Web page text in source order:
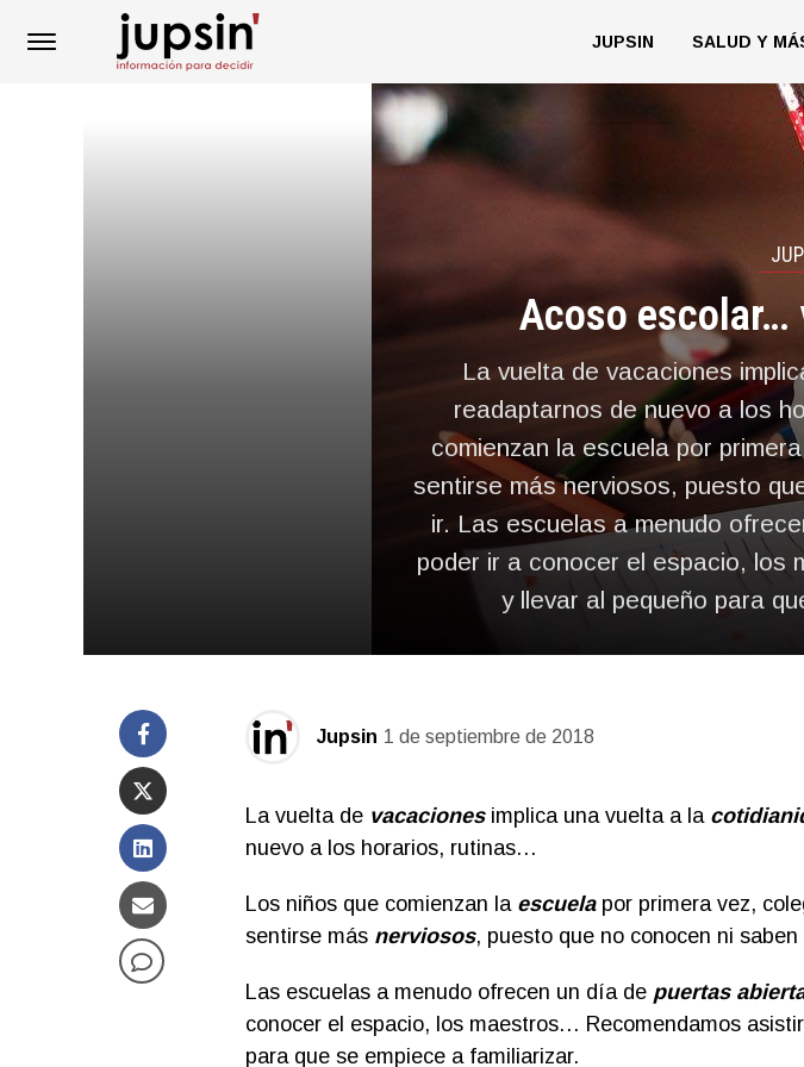
JUPSIN SALUD Y
Acoso escolar…
La vuelta de vacaciones
readaptarnos de nuevo a los
comienzan la escuela por
sentirse más nerviosos, puesto
ir. Las escuelas a menudo
poder ir a conocer el espacio,
y llevar al pequeño para
Jupsin 1 de septiembre de 2018
La vuelta de vacacionesimplica una vuelta a la
nuevo a los horarios, rutinas…
Los niños que comienzan la escuelapor primera vez,
sentirse más nerviosos, puesto que no conocen ni saben
Las escuelas a menudo ofrecen un día de puertas
conocer el espacio, los maestros… Recomendamos
para que se empiece a familiarizar.